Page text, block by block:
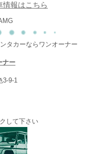
情報はこちら
タカーならワンオーナー
ナー
3-9-1
して下さい